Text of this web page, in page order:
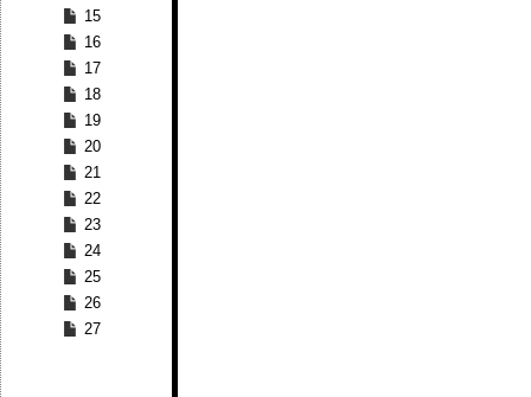
15
16
17
18
19
20
21
22
23
24
25
26
27